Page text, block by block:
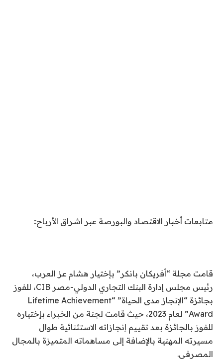
متابعات أخبار الاقتصاد والبورصة عبر اشراق الأرباح::
قامت مجلة “أفريكان بانكر” بإختيار هشام عز العرب،
رئيس مجلس إدارة البنك التجاري الدولي-مصر CIB، للفوز
بجائزة “الإنجاز مدى الحياة” “Lifetime Achievement
Award
” لعام 2023، حيث قامت لجنة من الخبراء بإختياره
للفوز بالجائزة بعد تقييم إنجازاته الاستثنائية طوال
مسيرته المهنية بالإضافة إلى مساهماته المتميزة بالمجال
المصرفى.